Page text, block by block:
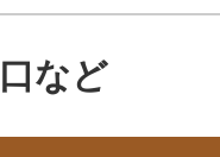
など